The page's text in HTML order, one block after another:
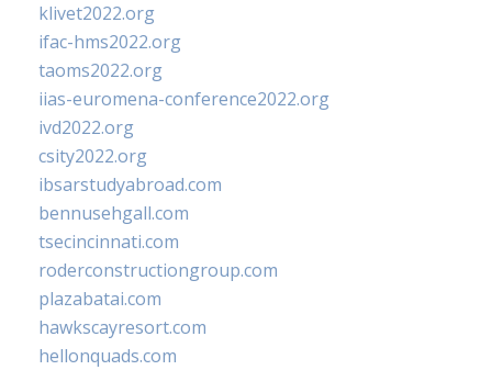
klivet2022.org
ifac-hms2022.org
taoms2022.org
iias-euromena-conference2022.org
ivd2022.org
csity2022.org
ibsarstudyabroad.com
bennusehgall.com
tsecincinnati.com
roderconstructiongroup.com
plazabatai.com
hawkscayresort.com
hellonquads.com